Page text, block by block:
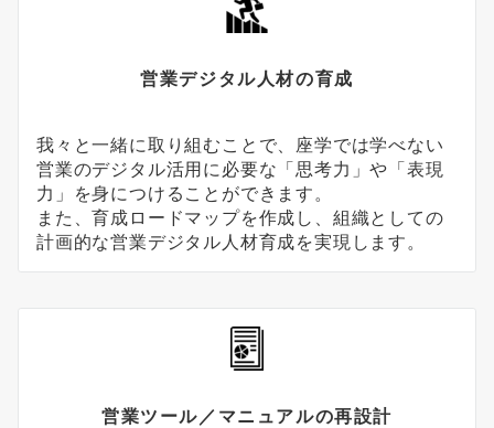
営業デジタル人材の育成
我々と一緒に取り組むことで、座学では学べない
営業のデジタル活用に必要な「思考力」や「表現
力」を身につけることができます。
また、育成ロードマップを作成し、組織としての
計画的な営業デジタル人材育成を実現します。
営業ツール／マニュアルの再設計